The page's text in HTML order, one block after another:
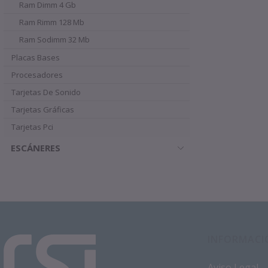
Ram Dimm 4 Gb
Ram Rimm 128 Mb
Ram Sodimm 32 Mb
Placas Bases
Procesadores
Tarjetas De Sonido
Tarjetas Gráficas
Tarjetas Pci
ESCÁNERES